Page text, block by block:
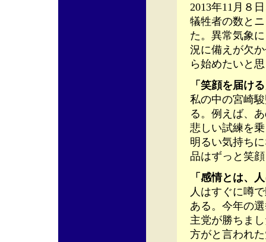
2013年11月８
犠牲者の数と
た。異常気象
況に備えが欠
ら始めたいと
「笑顔を届け
私の中の宮崎
る。例えば、
悲しい試練を
明るい気持ち
品はずっと笑
「感情とは、
人はすぐに噂
ある。今年の
主党が勝ちま
方がと言われ